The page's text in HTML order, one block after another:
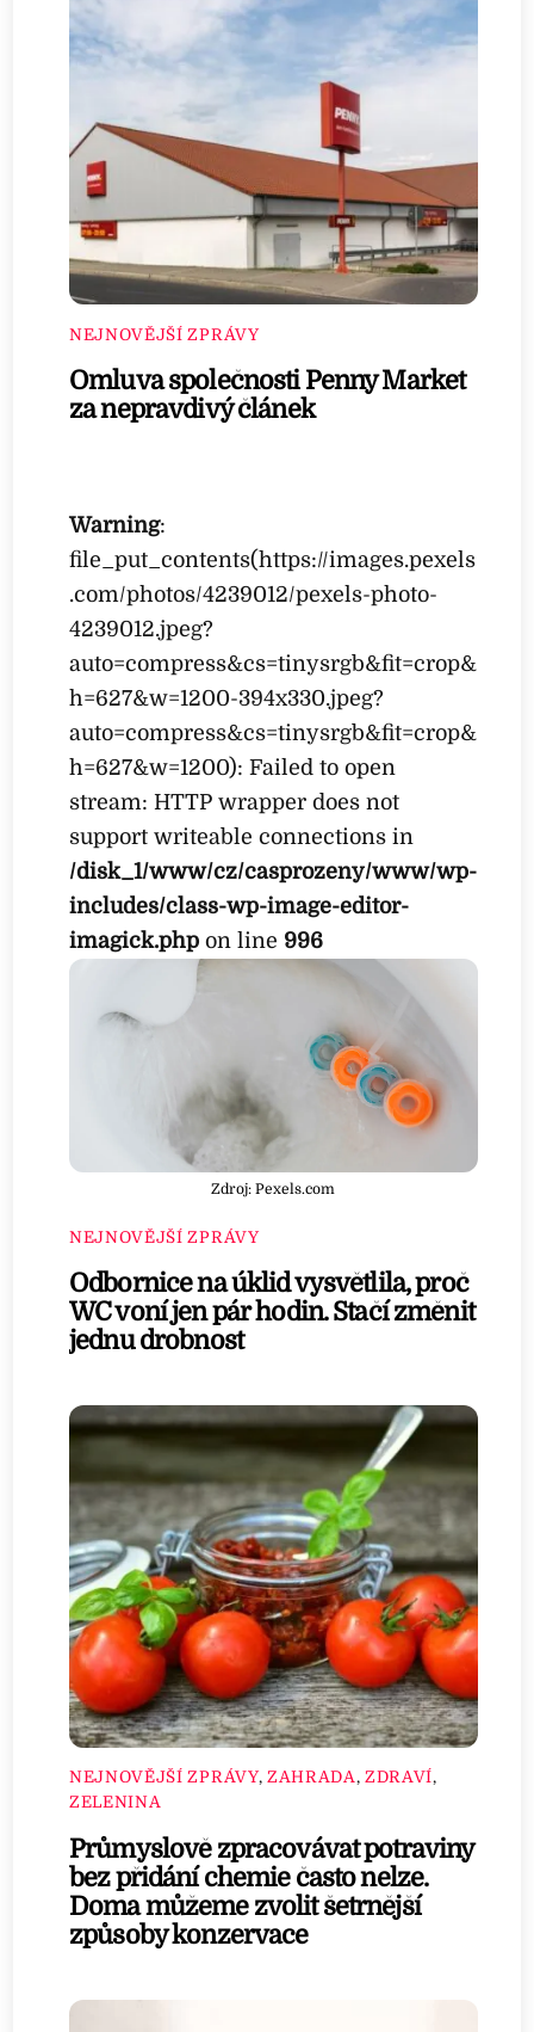
NEJNOVĚJŠÍ ZPRÁVY
Omluva společnosti Penny Market
za nepravdivý článek
Warning:
file_put_contents(https://images.pexels
.com/photos/4239012/pexels-photo-
4239012.jpeg?
auto=compress&cs=tinysrgb&fit=crop&
h=627&w=1200-394x330.jpeg?
auto=compress&cs=tinysrgb&fit=crop&
h=627&w=1200): Failed to open
stream: HTTP wrapper does not
support writeable connections in
/disk_1/www/cz/casprozeny/www/wp-
includes/class-wp-image-editor-
imagick.php on line 996
Zdroj: Pexels.com
NEJNOVĚJŠÍ ZPRÁVY
Odbornice na úklid vysvětlila, proč
WC voní jen pár hodin. Stačí změnit
jednu drobnost
NEJNOVĚJŠÍ ZPRÁVY, ZAHRADA, ZDRAVÍ,
ZELENINA
Průmyslově zpracovávat potraviny
bez přidání chemie často nelze.
Doma můžeme zvolit šetrnější
způsoby konzervace